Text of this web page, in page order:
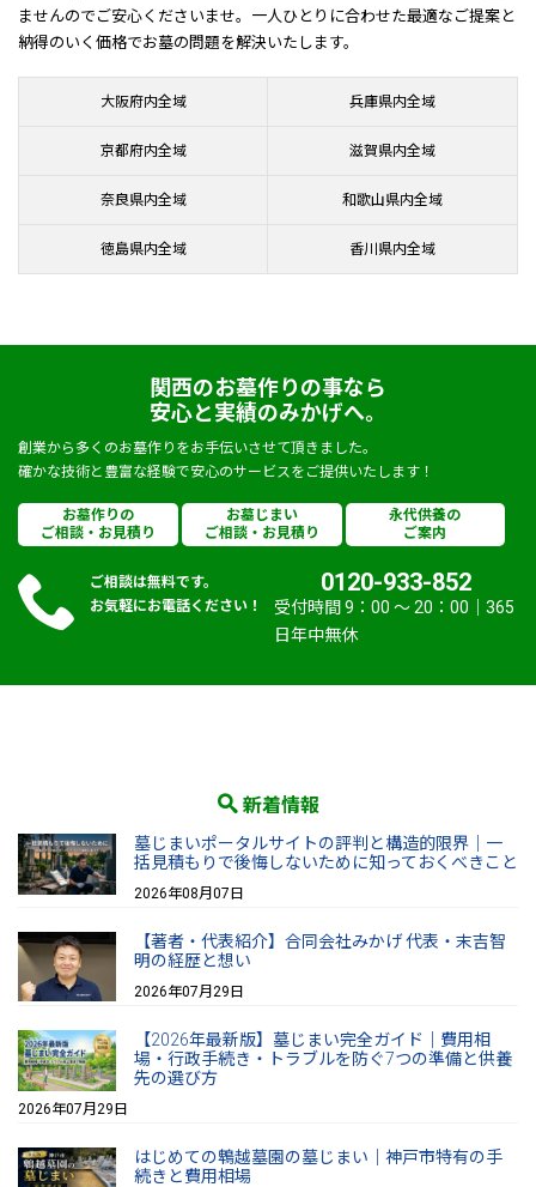
ませんのでご安心くださいませ。一人ひとりに合わせた最適なご提案と
納得のいく価格でお墓の問題を解決いたします。
大阪府内全域 兵庫県内全域
京都府内全域 滋賀県内全域
奈良県内全域 和歌山県内全域
徳島県内全域 香川県内全域
関西のお墓作りの事なら
安心と実績のみかげへ。
創業から多くのお墓作りをお手伝いさせて頂きました。
確かな技術と豊富な経験で安心のサービスをご提供いたします！
お墓作りの
ご相談・お見積り
お墓じまい
ご相談・お見積り
永代供養の
ご案内
ご相談は無料です。
お気軽にお電話ください！
0120-933-852
受付時間 9：00 〜 20：00｜365
日年中無休
新着情報
墓じまいポータルサイトの評判と構造的限界｜一
括見積もりで後悔しないために知っておくべきこと
2026年08月07日
【著者・代表紹介】合同会社みかげ 代表・末吉智
明の経歴と想い
2026年07月29日
【2026年最新版】墓じまい完全ガイド｜費用相
場・行政手続き・トラブルを防ぐ7つの準備と供養
先の選び方
2026年07月29日
はじめての鵯越墓園の墓じまい｜神戸市特有の手
続きと費用相場